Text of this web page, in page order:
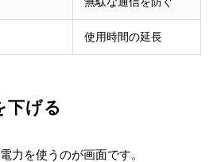
使用時間の延長
下げる
力を使うのが画面です。